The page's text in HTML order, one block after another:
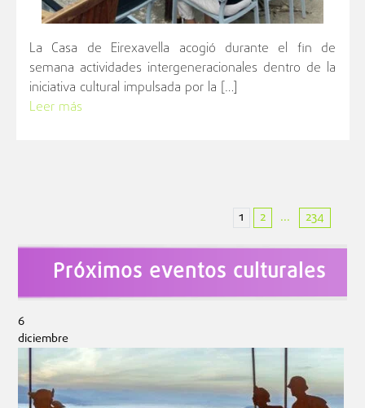
La Casa de Eirexavella acogió durante el fin de
semana actividades intergeneracionales dentro de la
iniciativa cultural impulsada por la […]
Leer más
1 2 ... 234
Próximos eventos culturales
6
diciembre